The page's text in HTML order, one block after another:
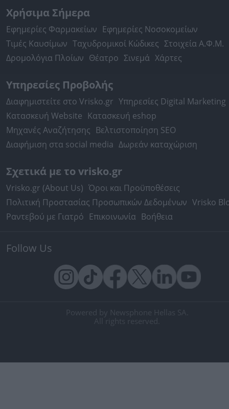
Χρήσιμα Σήμερα
Εφημερίες Φαρμακείων Εφημερίες Νοσοκομείων
Τιμές Καυσίμων Ταχυδρομικοί Κώδικες Στοιχεία Α.Φ.Μ.
Δρομολόγια Πλοίων Θέατρο Σινεμά Χάρτες
Υπηρεσίες Προβολής
Διαφημιστείτε στο Vrisko.gr Υπηρεσίες Digital Marketing
Κατασκευή Website Κατασκευή eshop
Μηχανές Αναζήτησης Βελτιστοποίηση SEO
Διαφήμιση στα social media Δωρεάν καταχώριση
Σχετικά με το vrisko.gr
Vrisko.gr (About Us) Όροι και Προϋποθέσεις
Πολιτική Προστασίας Προσωπικών Δεδομένων Vrisko
Ραντεβού με Γιατρό Επικοινωνία Βοήθεια
Follow Us
Powered by Newsphone Hellas SA.
All rights reserved.